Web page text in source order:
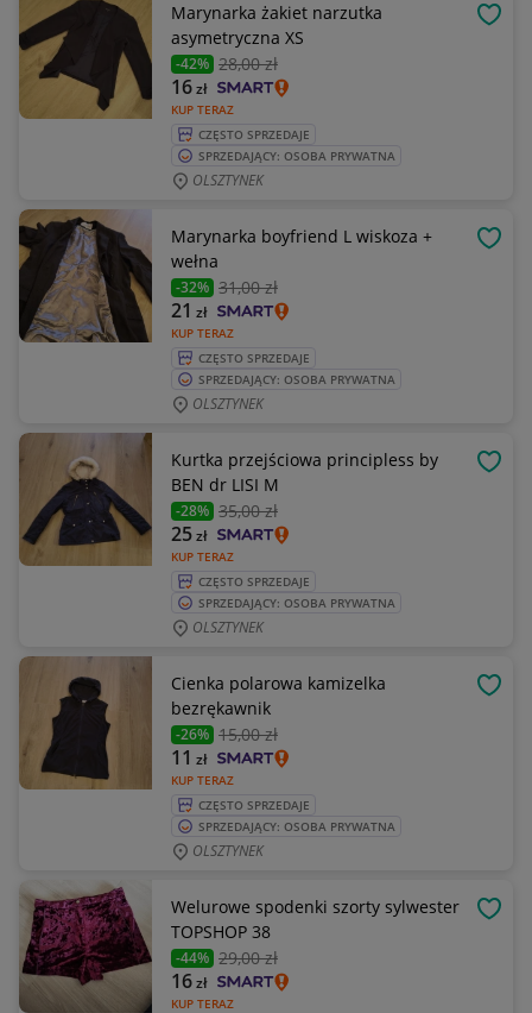
Marynarka żakiet narzutka
asymetryczna XS
-42% 28,00 zł
KUP TERAZ
16zł
CZĘSTO SPRZEDAJE
SPRZEDAJĄCY: OSOBA PRYWATNA
OLSZTYNEK
Marynarka boyfriend L wiskoza +
wełna
-32% 31,00 zł
KUP TERAZ
21 zł
CZĘSTO SPRZEDAJE
SPRZEDAJĄCY: OSOBA PRYWATNA
OLSZTYNEK
Kurtka przejściowa principless by
BEN dr LISI M
-28% 35,00 zł
KUP TERAZ
25zł
CZĘSTO SPRZEDAJE
SPRZEDAJĄCY: OSOBA PRYWATNA
OLSZTYNEK
Cienka polarowa kamizelka
bezrękawnik
-26% 15,00 zł
KUP TERAZ
11 zł
CZĘSTO SPRZEDAJE
SPRZEDAJĄCY: OSOBA PRYWATNA
OLSZTYNEK
Welurowe spodenki szorty sylwester
TOPSHOP 38
-44% 29,00 zł
KUP TERAZ
16zł